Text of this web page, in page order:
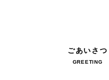
ごあいさつ
GREETING